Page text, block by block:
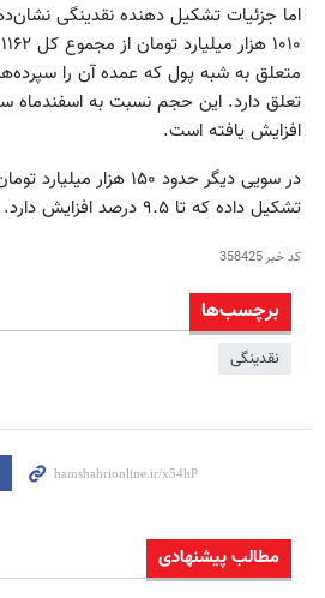
اما جزئیات تشکیل دهنده نقدینگی
متعلق به شبه پول که عمده آن را
افزایش یافته است.
در سویی دیگر حدود ۱۵۰
تشکیل داده که تا ۹.۵ درصد افزایش دارد.
کد خبر358425
برچسب‌ها
نقدینگی
مطالب پیشنهادی